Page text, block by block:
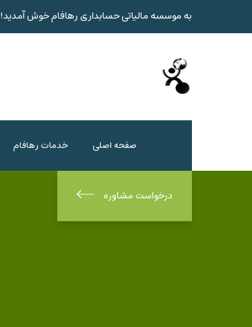
به موسسه مالیاتی حسابداری رهافام خوش آمدید!
صفحه اصلی خدمات رهافام
درخواست مشاوره